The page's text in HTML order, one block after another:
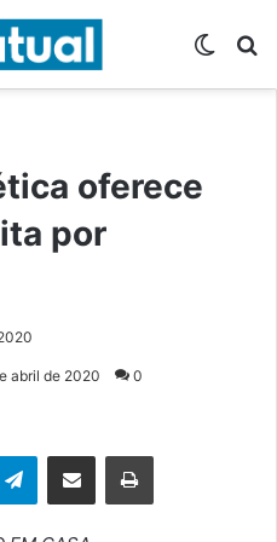
oferece
por
abril de 2020 0
Telegram